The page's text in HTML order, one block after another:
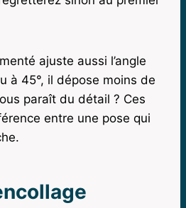
ajuste aussi l’angle
à 45°, il dépose moins de
paraît du détail ? Ces
entre une pose qui